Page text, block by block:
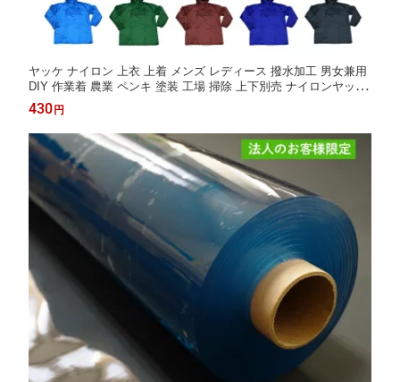
ヤッケ ナイロン 上衣 上着 メンズ レディース 撥水加工 男女兼用
DIY 作業着 農業 ペンキ 塗装 工場 掃除 上下別売 ナイロンヤッケ
農作業 畑 かっぱ日和 【2着までメール便対応】
430 円